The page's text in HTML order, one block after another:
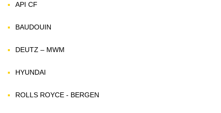
API CF
BAUDOUIN
DEUTZ – MWM
HYUNDAI
ROLLS ROYCE - BERGEN